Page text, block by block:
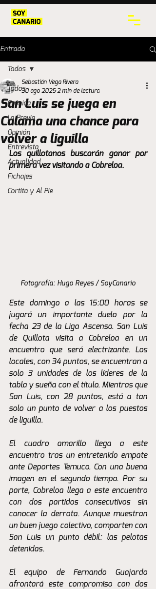
Entrada
Todos
Crónica
La Previa
Opinión
Entrevista
Actualidad
Fichajes
Cortita y Al Pie
Todos
San Luis se juega en
Calama una chance para
volver a liguilla
Sebastián Vega Rivera
30 ago 2025 2 min de lectura
Los quillotanos buscarán ganar por
primera vez visitando a Cobreloa.
Fotografía: Hugo Reyes / SoyCanario
Este domingo a las 15:00 horas se
jugará un importante duelo por la
fecha 23 de la Liga Ascenso. San Luis
de Quillota visita a Cobreloa en un
encuentro que será electrizante. Los
locales, con 34 puntos, se encuentran a
solo 3 unidades de los líderes de la
tabla y sueña con el título. Mientras que
San Luis, con 28 puntos, está a tan
solo un punto de volver a los puestos
de liguilla.
El cuadro amarillo llega a este
encuentro tras un entretenido empate
ante Deportes Temuco. Con una buena
imagen en el segundo tiempo. Por su
parte, Cobreloa llega a este encuentro
con dos partidos consecutivos sin
conocer la derrota. Aunque muestran
un buen juego colectivo, comparten con
San Luis un punto débil: las pelotas
detenidas.
El equipo de Fernando Guajardo
afrontará este compromiso con dos